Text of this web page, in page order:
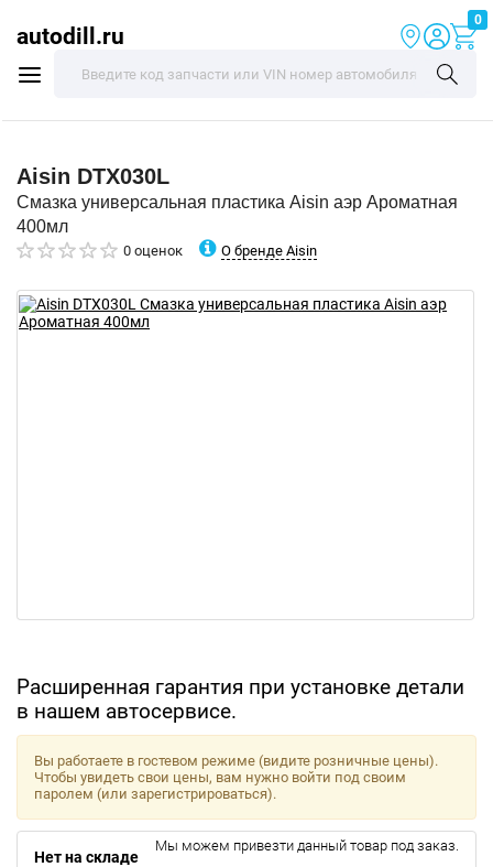
autodill.ru
0
Aisin DTX030L
Смазка универсальная пластика Aisin аэр Ароматная
400мл
0 оценок О бренде Aisin
Расширенная гарантия при установке детали
в нашем автосервисе.
Вы работаете в гостевом режиме (видите розничные цены).
Чтобы увидеть свои цены, вам нужно войти под своим
паролем (или зарегистрироваться).
Нет на складе
Мы можем привезти данный товар под заказ.